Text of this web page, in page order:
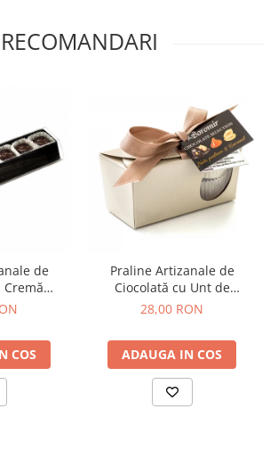
RECOMANDARI
de
Cremă
COS
Praline Artizanale de
Ciocolată cu Unt de
Arahide, Caramel Sărat și
28,00 RON
ADAUGA IN COS